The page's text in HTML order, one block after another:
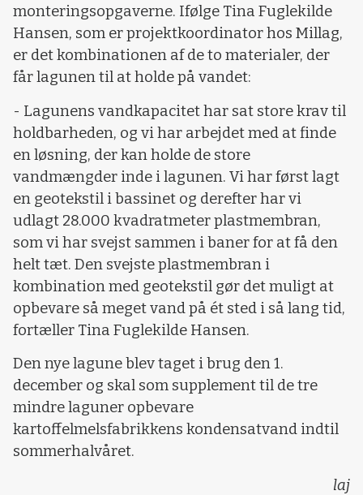
monteringsopgaverne. Ifølge Tina Fuglekilde
Hansen, som er projektkoordinator hos Millag,
er det kombinationen af de to materialer, der
får lagunen til at holde på vandet:
- Lagunens vandkapacitet har sat store krav til
holdbarheden, og vi har arbejdet med at finde
en løsning, der kan holde de store
vandmængder inde i lagunen. Vi har først lagt
en geotekstil i bassinet og derefter har vi
udlagt 28.000 kvadratmeter plastmembran,
som vi har svejst sammen i baner for at få den
helt tæt. Den svejste plastmembran i
kombination med geotekstil gør det muligt at
opbevare så meget vand på ét sted i så lang tid,
fortæller Tina Fuglekilde Hansen.
Den nye lagune blev taget i brug den 1.
december og skal som supplement til de tre
mindre laguner opbevare
kartoffelmelsfabrikkens kondensatvand indtil
sommerhalvåret.
laj